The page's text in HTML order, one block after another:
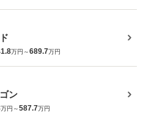
万円～689.7万円
ン
万円～587.7万円